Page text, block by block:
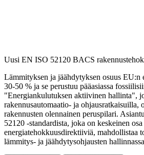
Uusi EN ISO 52120 BACS
Lämmityksen ja jäähdytyksen osuus EU:n
30-50 % ja se perustuu pääasiassa
"Energiankulutuksen aktiivinen hallinta",
rakennusautomaatio- ja ohjausratkaisuilla,
rakennusten olennainen peruspilari.
52120 -standardista, joka on keskeinen
energiatehokkuusdirektiiviä, mahdollistaa
lämmitys- ja jäähdytysohjausten